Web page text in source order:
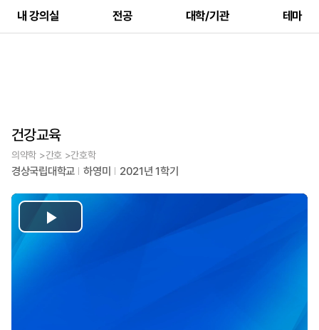
내 강의실 전공 대학/기관 테마
건강교육
의약학 >간호 >간호학
경상국립대학교 하영미 2021년 1학기
Play